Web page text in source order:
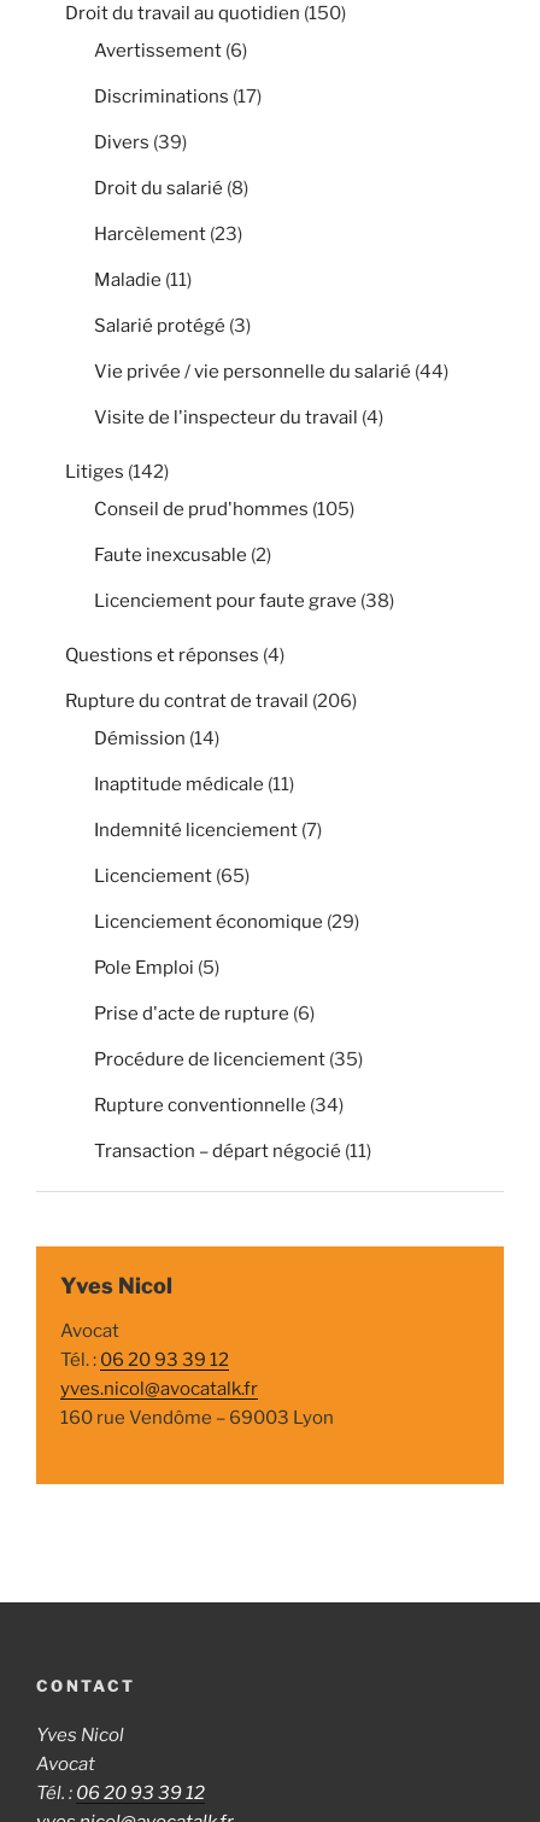
Droit du travail au quotidien (150)
Avertissement (6)
Discriminations (17)
Divers (39)
Droit du salarié (8)
Harcèlement (23)
Maladie (11)
Salarié protégé (3)
Vie privée / vie personnelle du salarié (44)
Visite de l'inspecteur du travail (4)
Litiges (142)
Conseil de prud'hommes (105)
Faute inexcusable (2)
Licenciement pour faute grave (38)
Questions et réponses (4)
Rupture du contrat de travail (206)
Démission (14)
Inaptitude médicale (11)
Indemnité licenciement (7)
Licenciement (65)
Licenciement économique (29)
Pole Emploi (5)
Prise d'acte de rupture (6)
Procédure de licenciement (35)
Rupture conventionnelle (34)
Transaction – départ négocié (11)
Yves Nicol
Avocat
Tél. : 06 20 93 39 12
yves.nicol@avocatalk.fr
160 rue Vendôme – 69003 Lyon
CONTACT
Yves Nicol
Avocat
Tél. : 06 20 93 39 12